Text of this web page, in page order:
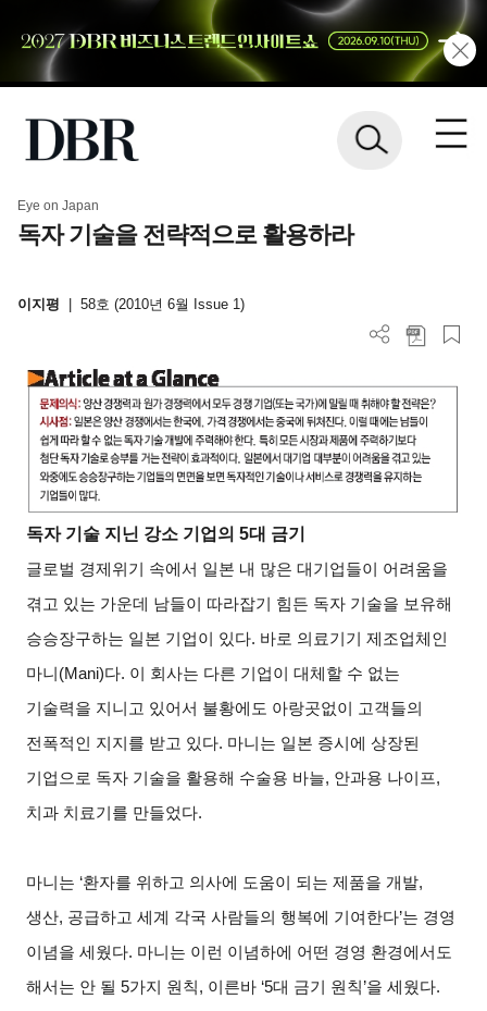
Eye on Japan
독자 기술을 전략적으로 활용하라
이지평 58호 (2010년 6월 Issue 1)
독자 기술 지닌 강소 기업의 5대 금기
글로벌 경제위기 속에서 일본 내 많은 대기업들이 어려움을
겪고 있는 가운데 남들이 따라잡기 힘든 독자 기술을 보유해
승승장구하는 일본 기업이 있다. 바로 의료기기 제조업체인
마니(Mani)다. 이 회사는 다른 기업이 대체할 수 없는
기술력을 지니고 있어서 불황에도 아랑곳없이 고객들의
전폭적인 지지를 받고 있다. 마니는 일본 증시에 상장된
기업으로 독자 기술을 활용해 수술용 바늘, 안과용 나이프,
치과 치료기를 만들었다.
마니는 ‘환자를 위하고 의사에 도움이 되는 제품을 개발,
생산, 공급하고 세계 각국 사람들의 행복에 기여한다’는 경영
이념을 세웠다. 마니는 이런 이념하에 어떤 경영 환경에서도
해서는 안 될 5가지 원칙, 이른바 ‘5대 금기 원칙’을 세웠다.